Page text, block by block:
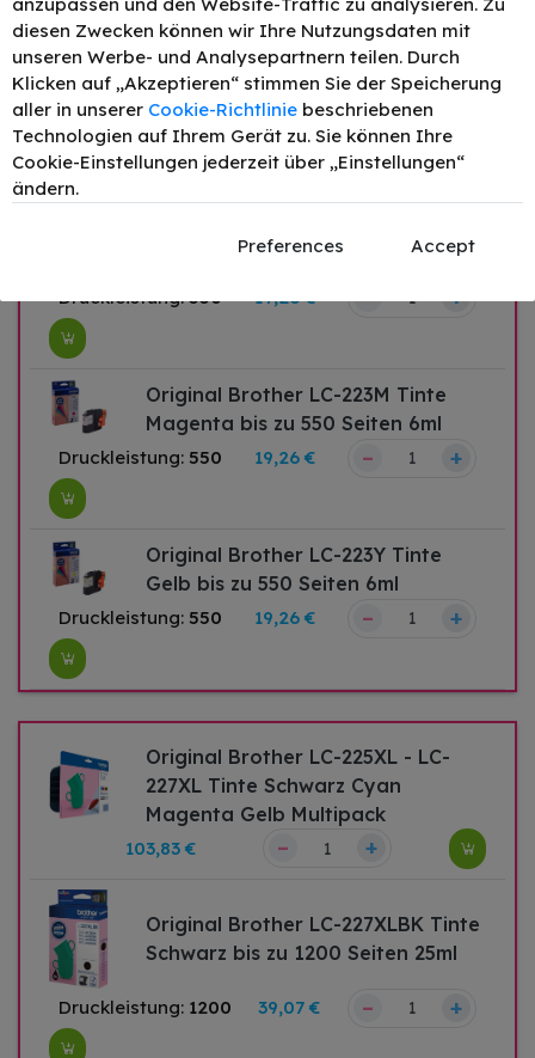
Original Brother LC-223BK Tinte
Schwarz bis zu 550 Seiten 12ml
Druckleistung:550 27,63 € – +
Original Brother LC-223C Tinte
Druckleistung:550 19,26 € – +
Original Brother LC-223M Tinte
Magenta bis zu 550 Seiten 6ml
Druckleistung: 550 19,26 € – +
Original Brother LC-223Y Tinte
Gelb bis zu 550 Seiten 6ml
Druckleistung: 550 19,26 € – +
Original Brother LC-225XL - LC-
227XL Tinte Schwarz Cyan
Magenta Gelb Multipack
103,83 € – +
Original Brother LC-227XLBK Tinte
Schwarz bis zu 1200 Seiten 25ml
Druckleistung: 1200 39,07 € – +
diesen Zwecken können wir Ihre Nutzungsdaten mit
unseren Werbe- und Analysepartnern teilen. Durch
Klicken auf „Akzeptieren“ stimmen Sie der Speicherung
aller in unserer Cookie-Richtlinie beschriebenen
Technologien auf Ihrem Gerät zu. Sie können Ihre
Cookie-Einstellungen jederzeit über „Einstellungen“
ändern.
Preferences Accept